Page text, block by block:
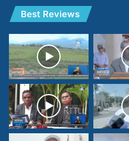
Best Reviews